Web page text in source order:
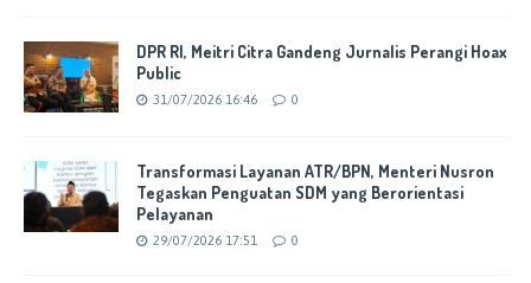
DPR RI, Meitri Citra Gandeng Jurnalis Perangi Hoax
Public
31/07/2026 16:46 0
Transformasi Layanan ATR/BPN, Menteri Nusron
Tegaskan Penguatan SDM yang Berorientasi
Pelayanan
29/07/2026 17:51 0